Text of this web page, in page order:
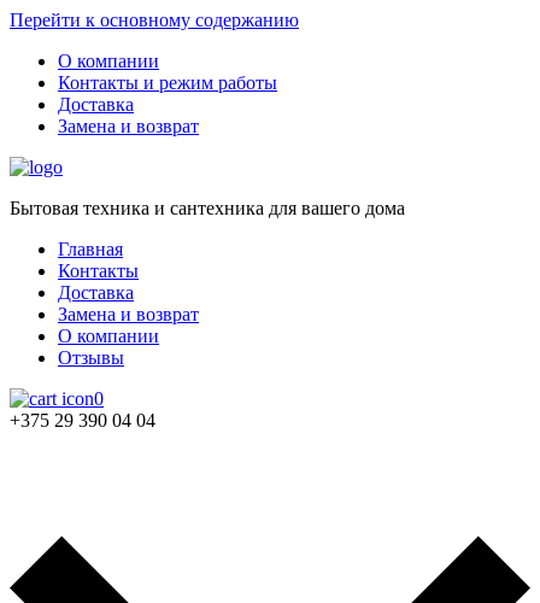
Перейти к основному содержанию
О компании
Контакты и режим работы
Доставка
Замена и возврат
Бытовая техника и сантехника для вашего дома
Главная
Контакты
Доставка
Замена и возврат
О компании
Отзывы
0
+375 29 390 04 04